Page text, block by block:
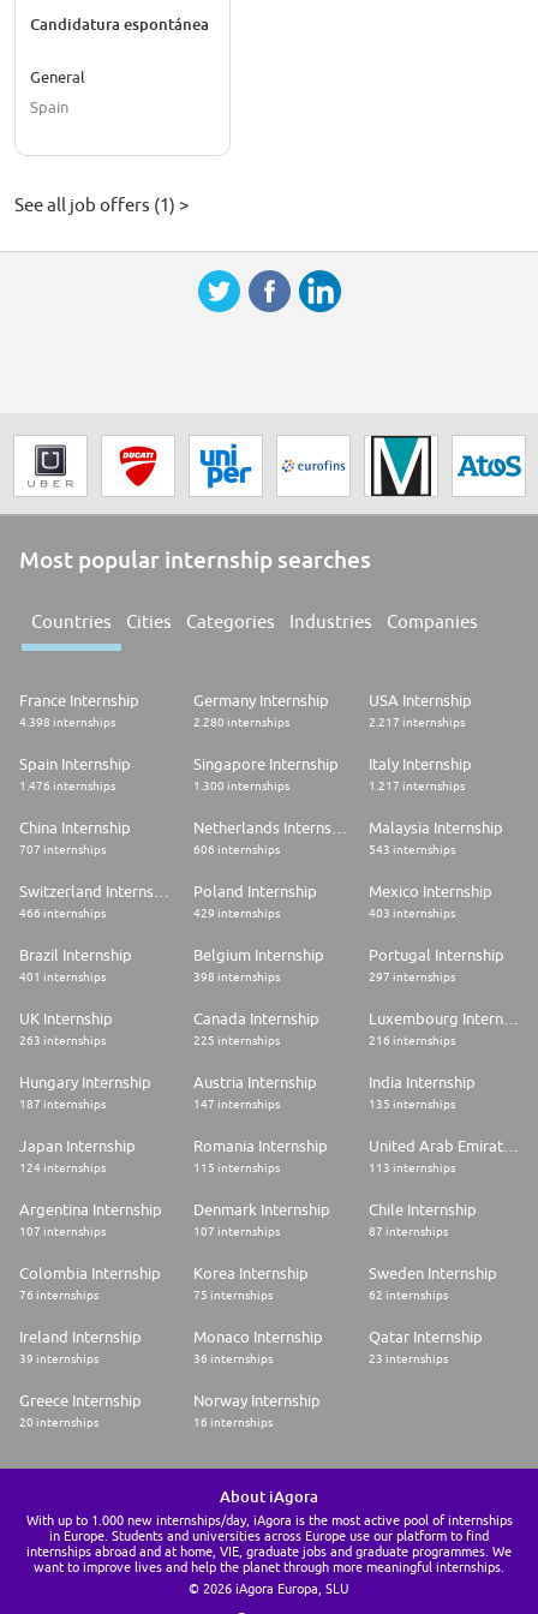
Candidatura espontánea
General
Spain
See all job offers (1) >
Most popular internship searches
Countries Cities Categories Industries Companies
France Internship
4.398 internships
Germany Internship
2.280 internships
USA Internship
2.217 internships
Spain Internship
1.476 internships
Singapore Internship
1.300 internships
Italy Internship
1.217 internships
China Internship
707 internships 606 internships
Malaysia Internship
543 internships
466 internships
Poland Internship
429 internships
Mexico Internship
403 internships
Brazil Internship
401 internships
Belgium Internship
398 internships
Portugal Internship
297 internships
UK Internship
263 internships
Canada Internship
225 internships
Luxembourg Internship
216 internships
Hungary Internship
187 internships
Austria Internship
147 internships
India Internship
135 internships
Japan Internship
124 internships
Romania Internship
115 internships
United Arab Emirates Internship
113 internships
Argentina Internship
107 internships
Denmark Internship
107 internships
Chile Internship
87 internships
Colombia Internship
76 internships
Korea Internship
75 internships
Sweden Internship
62 internships
Ireland Internship
39 internships
Monaco Internship
36 internships
Qatar Internship
23 internships
Greece Internship
20 internships
Norway Internship
16 internships
About iAgora
With up to 1.000 new internships/day, iAgora is the most active pool of internships
in Europe. Students and universities across Europe use our platform to find
internships abroad and at home, VIE, graduate jobs and graduate programmes. We
want to improve lives and help the planet through more meaningful internships.
© 2026 iAgora Europa, SLU